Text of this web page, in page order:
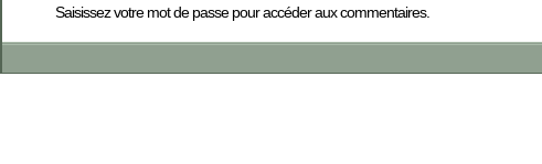
Saisissez votre mot de passe pour accéder aux commentaires.